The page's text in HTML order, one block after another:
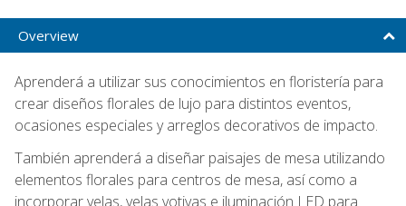
Overview
Aprenderá a utilizar sus conocimientos en floristería para
crear diseños florales de lujo para distintos eventos,
ocasiones especiales y arreglos decorativos de impacto.
También aprenderá a diseñar paisajes de mesa utilizando
elementos florales para centros de mesa, así como a
incorporar velas, velas votivas e iluminación LED para